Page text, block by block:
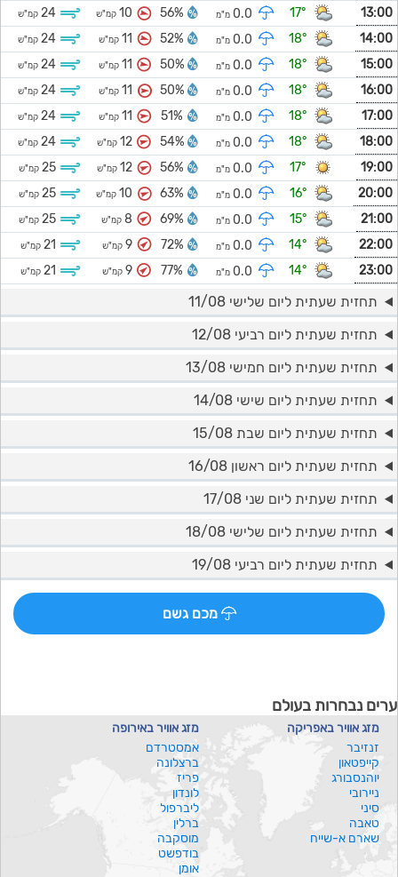
13:00
17° מ"מ 56%
10 קמ"ש 24 קמ"ש
14:00
18° מ"מ 52%
11 קמ"ש 24 קמ"ש
15:00
18° מ"מ 50%
11 קמ"ש 24 קמ"ש
16:00
18° מ"מ 50%
11 קמ"ש 24 קמ"ש
17:00
18° מ"מ 51%
11 קמ"ש 24 קמ"ש
18:00
18° מ"מ 54%
12 קמ"ש 24 קמ"ש
19:00
17° מ"מ 56%
12 קמ"ש 25 קמ"ש
20:00
16° מ"מ 63%
10 קמ"ש 25 קמ"ש
21:00
15° מ"מ 69%
8 קמ"ש 25 קמ"ש
22:00
14° מ"מ 72%
9 קמ"ש 21 קמ"ש
23:00
14° מ"מ 77%
9 קמ"ש 21 קמ"ש
תחזית שעתית ליום שלישי 11/08
תחזית שעתית ליום רביעי 12/08
תחזית שעתית ליום חמישי 13/08
תחזית שעתית ליום שישי 14/08
תחזית שעתית ליום שבת 15/08
תחזית שעתית ליום ראשון 16/08
תחזית שעתית ליום שני 17/08
תחזית שעתית ליום שלישי 18/08
תחזית שעתית ליום רביעי 19/08
מכם גשם
ערים נבחרות בעולם
מזג אוויר באפריקה
זנזיבר
קייפטאון
יוהנסבורג
ניירובי
סיני
טאבה
שארם א-שייח
מזג אוויר באירופה
אמסטרדם
ברצלונה
פריז
לונדון
ליברפול
ברלין
מוסקבה
בודפשט
אומן